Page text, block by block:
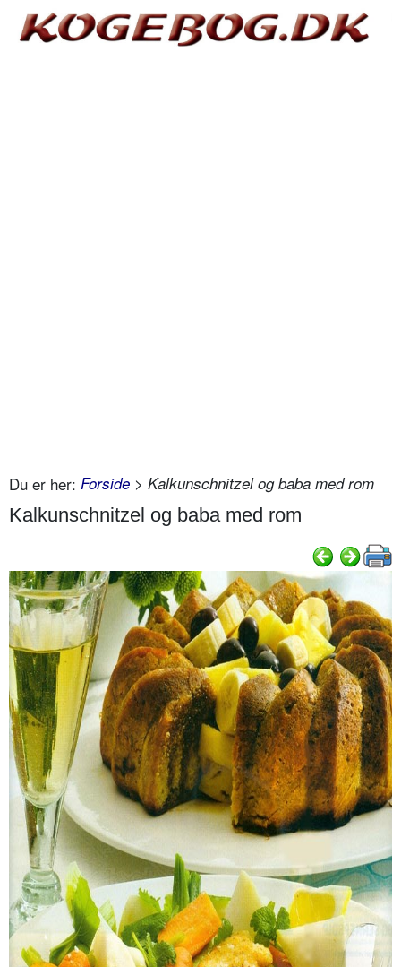
Du er her: Forside > Kalkunschnitzel og baba med rom
Kalkunschnitzel og baba med rom